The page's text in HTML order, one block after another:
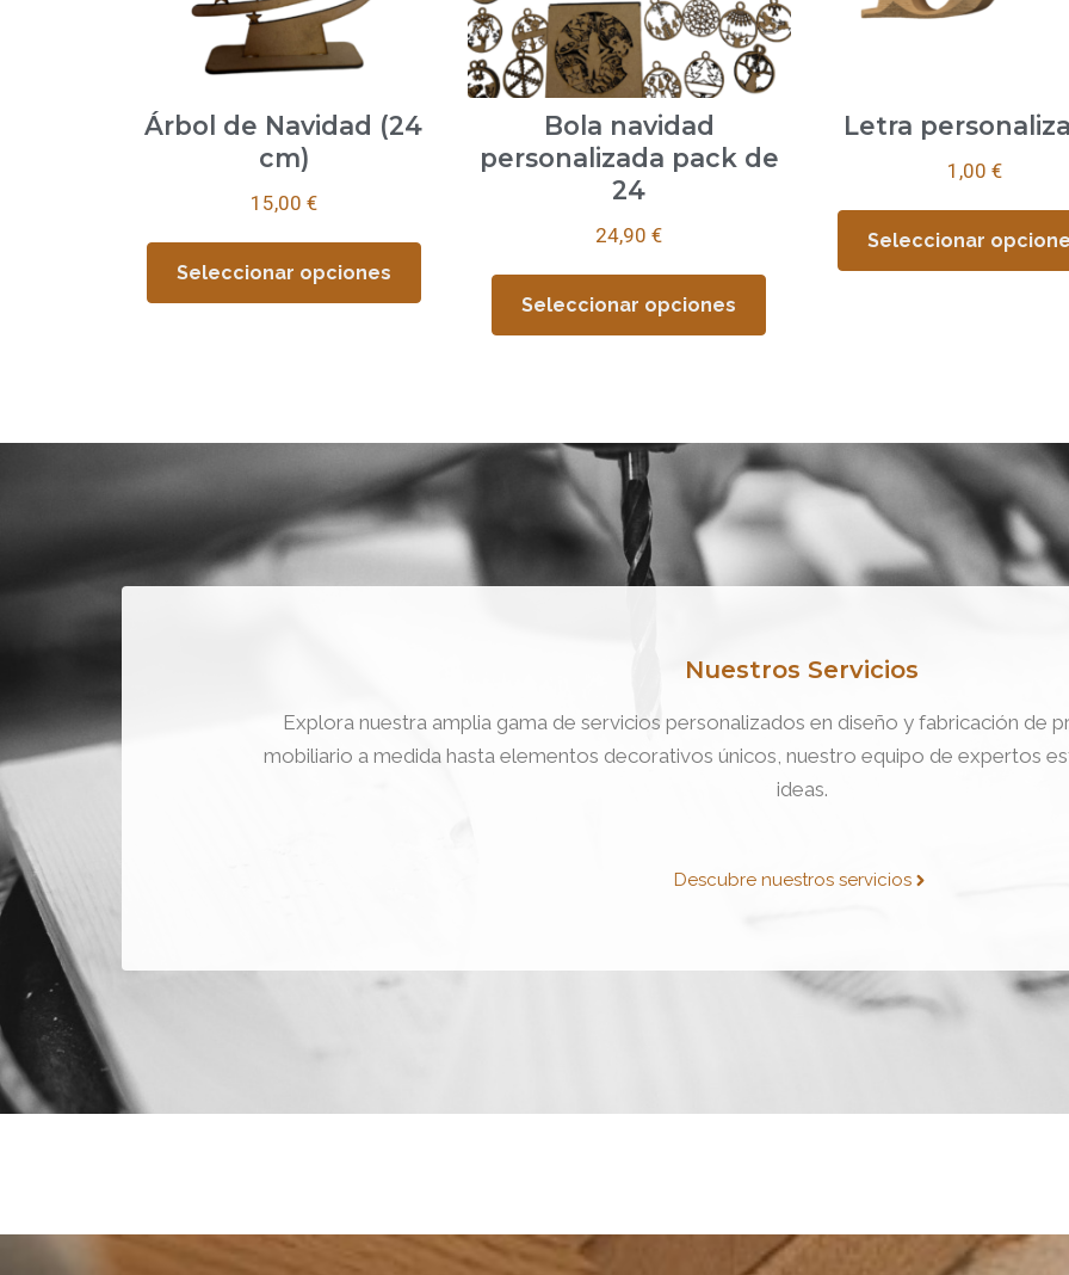
Árbol de Navidad (24
cm)
15,00 €
Seleccionar opciones
Bola navidad
personalizada pack de
24
24,90€
Seleccionar opciones
Letra
1,00 €
Seleccionar
Nuestros Servicios
Explora nuestra amplia gama de servicios personalizados en diseño y fabricación de
mobiliario a medida hasta elementos decorativos únicos, nuestro equipo de expertos
ideas.
Descubre nuestros servicios